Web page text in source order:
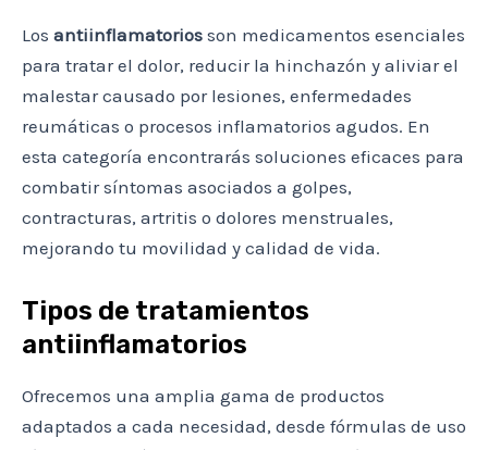
Los antiinflamatorios son medicamentos esenciales
para tratar el dolor, reducir la hinchazón y aliviar el
malestar causado por lesiones, enfermedades
reumáticas o procesos inflamatorios agudos. En
esta categoría encontrarás soluciones eficaces para
combatir síntomas asociados a golpes,
contracturas, artritis o dolores menstruales,
mejorando tu movilidad y calidad de vida.
Tipos de tratamientos
antiinflamatorios
Ofrecemos una amplia gama de productos
adaptados a cada necesidad, desde fórmulas de uso